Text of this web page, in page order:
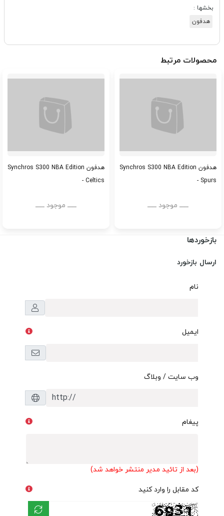
بخشها :
هدفون
محصولات مرتبط
هدفون Synchros S300 NBA Edition
- Spurs
ــــــ موجود ــــــ
هدفون Synchros S300 NBA Edition
- Celtics
ــــــ موجود ــــــ
بازخوردها
ارسال بازخورد
نام
ایمیل
وب سایت / وبلاگ
پیغام
(بعد از تائید مدیر منتشر خواهد شد)
کد مقابل را وارد کنید